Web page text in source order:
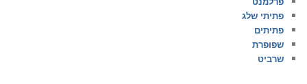
פתיתי שלג
פתיתים
שפופרת
שרביט